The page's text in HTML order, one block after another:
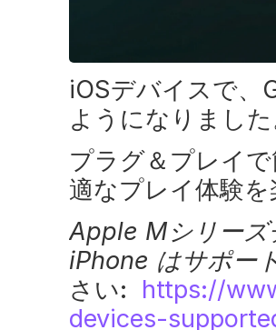
iOSデバイスで、
ようになりまし
プラグ＆プレイ
適なプレイ体験
Apple Mシリーズ
iPhone はサポー
さい: https://
devices-